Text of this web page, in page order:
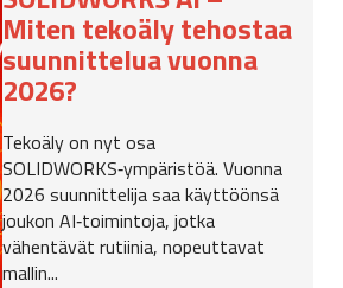
Miten tekoäly tehostaa
suunnittelua vuonna
2026?
Tekoäly on nyt osa
SOLIDWORKS‑ympäristöä. Vuonna
2026 suunnittelija saa käyttöönsä
joukon AI‑toimintoja, jotka
vähentävät rutiinia, nopeuttavat
mallin...